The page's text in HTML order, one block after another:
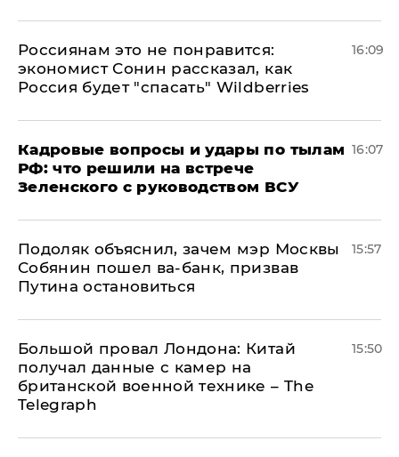
Россиянам это не понравится:
экономист Сонин рассказал, как
Россия будет "спасать" Wildberries
16:09
Кадровые вопросы и удары по тылам
РФ: что решили на встрече
Зеленского с руководством ВСУ
16:07
Подоляк объяснил, зачем мэр Москвы
Собянин пошел ва-банк, призвав
Путина остановиться
15:57
Большой провал Лондона: Китай
получал данные с камер на
британской военной технике – The
Telegraph
15:50